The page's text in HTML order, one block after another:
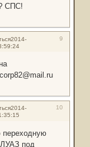
СПС!
9
2014-
10
2014-
переходную
под